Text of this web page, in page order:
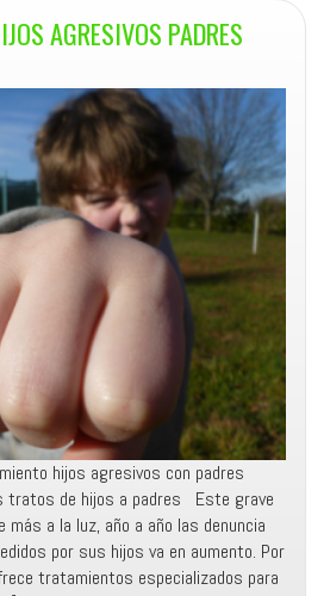
AGRESIVOS PADRES
hijos agresivos con padres
tratos de hijos a padres Este grave
más a la luz, año a año las denuncia
por sus hijos va en aumento. Por
tratamientos especializados para